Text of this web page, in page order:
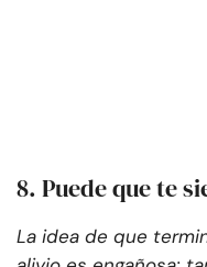
8. Puede que te
La idea de que